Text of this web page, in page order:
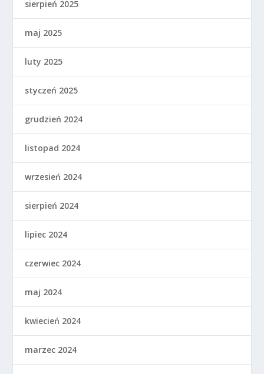
sierpień 2025
maj 2025
luty 2025
styczeń 2025
grudzień 2024
listopad 2024
wrzesień 2024
sierpień 2024
lipiec 2024
czerwiec 2024
maj 2024
kwiecień 2024
marzec 2024